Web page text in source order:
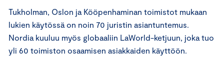
Tukholman, Oslon ja Kööpenhaminan toimistot mukaan
lukien käytössä on noin 70 juristin asiantuntemus.
Nordia kuuluu myös globaaliin LaWorld-ketjuun, joka tuo
yli 60 toimiston osaamisen asiakkaiden käyttöön.